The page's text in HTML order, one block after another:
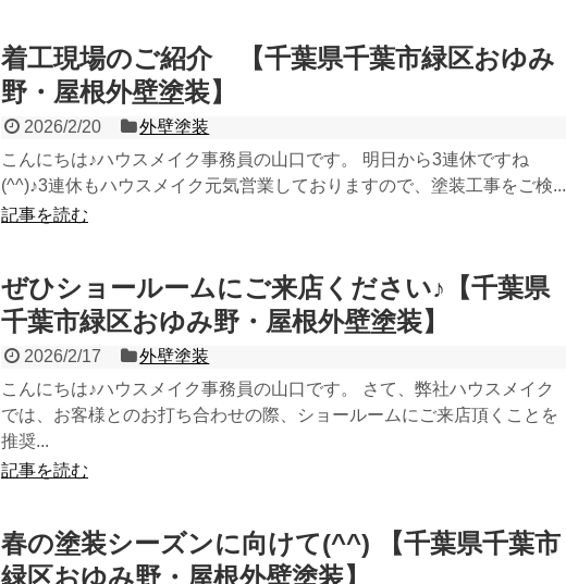
着工現場のご紹介 【千葉県千葉市緑区おゆみ
野・屋根外壁塗装】
2026/2/20
外壁塗装
こんにちは♪ハウスメイク事務員の山口です。 明日から3連休ですね
(^^)♪3連休もハウスメイク元気営業しておりますので、塗装工事をご検...
記事を読む
ぜひショールームにご来店ください♪【千葉県
千葉市緑区おゆみ野・屋根外壁塗装】
2026/2/17
外壁塗装
こんにちは♪ハウスメイク事務員の山口です。 さて、弊社ハウスメイク
では、お客様とのお打ち合わせの際、ショールームにご来店頂くことを
推奨...
記事を読む
春の塗装シーズンに向けて(^^) 【千葉県千葉市
緑区おゆみ野・屋根外壁塗装】